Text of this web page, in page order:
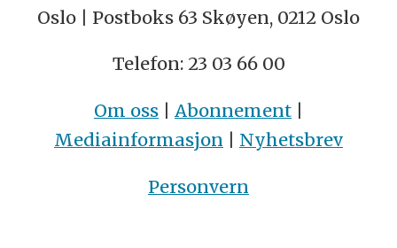
Oslo | Postboks 63 Skøyen, 0212 Oslo
Telefon: 23 03 66 00
Om oss Abonnement
Mediainformasjon
Nyhetsbrev
Personvern